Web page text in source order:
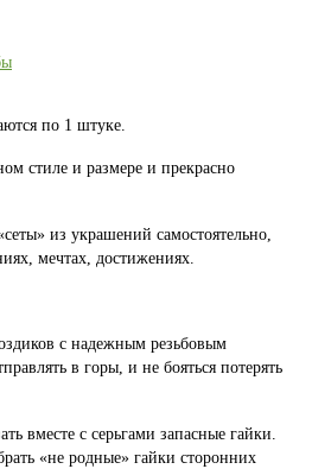
по 1 штуке.
стиле и размере и прекрасно
из украшений самостоятельно,
мечтах, достижениях.
с надежным резьбовым
в горы, и не бояться потерять
вместе с серьгами запасные гайки.
«не родные» гайки сторонних